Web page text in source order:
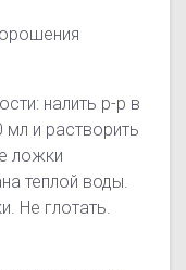
налить р-р в
мл и растворить
ложки
теплой воды.
Не глотать.